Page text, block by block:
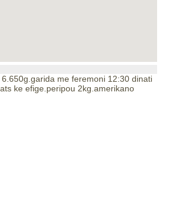
me feremoni 12:30 dinati
ke efige.peripou 2kg.amerikano